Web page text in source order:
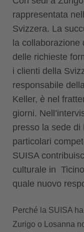
rappresentata
Svizzera. La
la
delle richieste
i clienti della
responsabile
Keller, è nel
giorni.
presso la sede di
particolari
SUISA
culturale in
quale nuovo
Perché la SUISA
Zurigo o Losanna